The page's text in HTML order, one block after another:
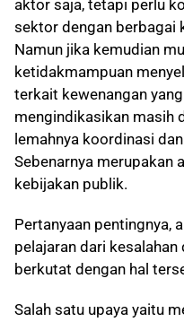
aktor saja, tetapi perlu
sektor dengan berbagai
Namun jika kemudian
ketidakmampuan
terkait kewenangan
mengindikasikan masih
lemahnya koordinasi
Sebenarnya merupakan
kebijakan publik.
Pertanyaan pentingnya,
pelajaran dari
berkutat dengan hal
Salah satu upaya yaitu